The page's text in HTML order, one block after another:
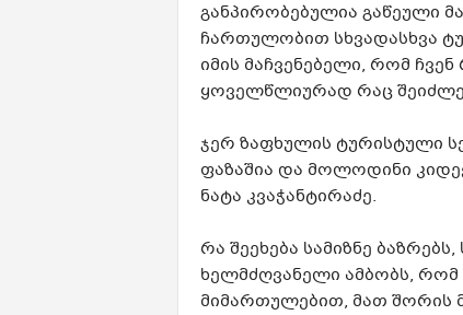
განპირობებულია გაწეული
ჩართულობით სხვადასხვა
იმის მაჩვენებელი, რომ
ყოველწლიურად რაც
ჯერ ზაფხულის ტურისტული
ფაზაშია და მოლოდინი
ნატა კვაჭანტირაძე.
რა შეეხება სამიზნე
ხელმძღვანელი ამბობს, რომ
მიმართულებით, მათ შორის